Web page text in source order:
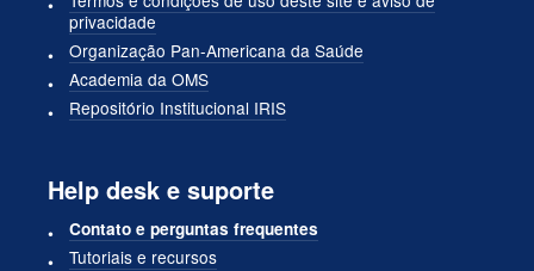
privacidade
Organização Pan-Americana da Saúde
Academia da OMS
Repositório Institucional IRIS
Help desk e suporte
Contato e perguntas frequentes
Tutoriais e recursos